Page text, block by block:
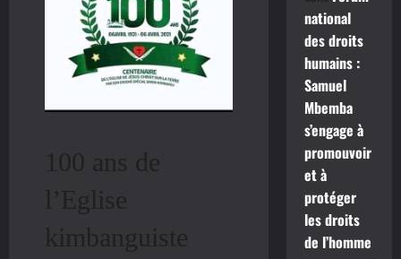
100 ans de
l’Eglise
kimbanguiste
national
des droits
humains :
Samuel
Mbemba
s’engage à
promouvoir
et à
protéger
les droits
de l’homme